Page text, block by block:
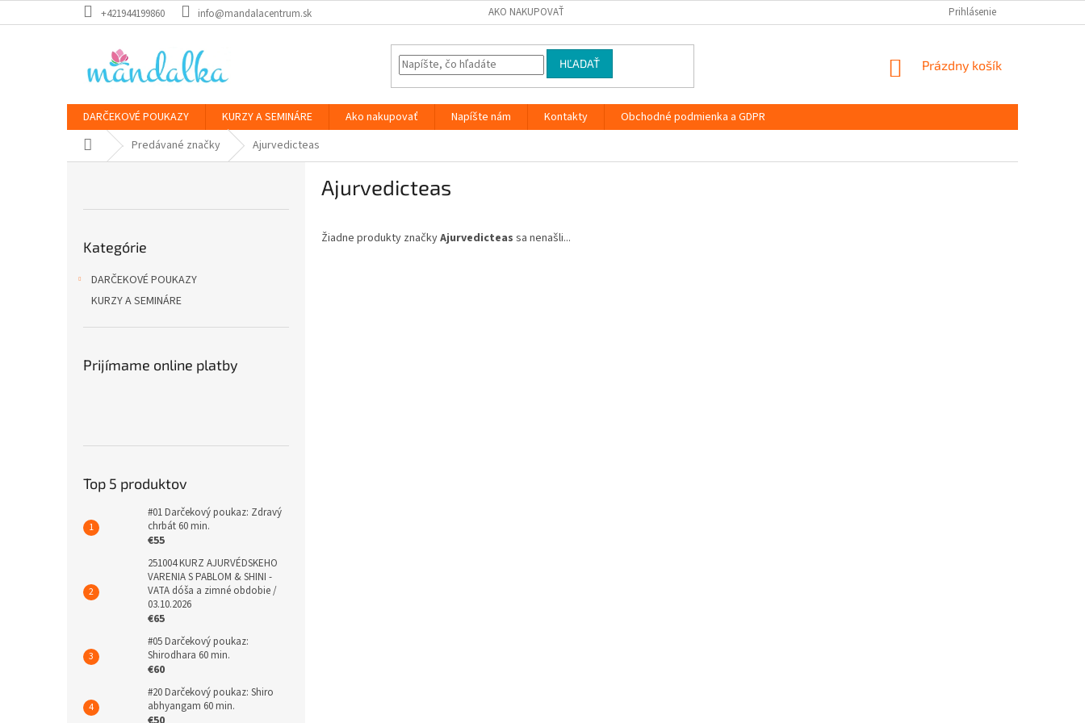
na
+421944199860 info@mandalacentrum.sk AKO NAKUPOVAŤ Prihlásenie
HĽADAŤ
NÁKUPNÝ
Prázdny košík
DARČEKOVÉ POUKAZY KURZY A SEMINÁRE Ako nakupovať Napíšte nám Kontakty
Obchodné podmienka a GDPR
DomovPredávané značky Ajurvedicteas
kategórie
Kategórie
DARČEKOVÉ POUKAZY
KURZY A SEMINÁRE
Prijímame online platby
Top 5 produktov
#01 Darčekový poukaz: Zdravý
chrbát 60 min.
€55
251004 KURZ AJURVÉDSKEHO
VARENIA S PABLOM & SHINI -
VATA dóša a zimné obdobie /
03.10.2026
€65
#05 Darčekový poukaz:
Shirodhara 60 min.
€60
#20 Darčekový poukaz: Shiro
abhyangam 60 min.
Ajurvedicteas
Žiadne produkty značkyAjurvedicteas sa nenašli...